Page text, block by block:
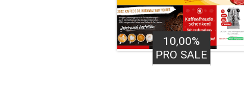
10,00%
PRO SALE